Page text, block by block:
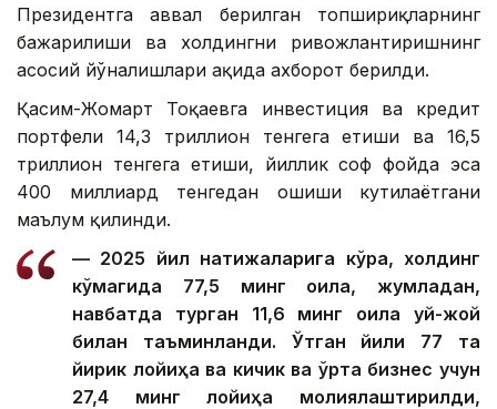
Президентга аввал берилган топшириқларнинг
бажарилиши ва холдингни ривожлантиришнинг
асосий йўналишлари ҳақида ахборот берилди.
Қасим-Жомарт Тоқаевга инвестиция ва кредит
портфели 14,3 триллион тенгега етиши ва 16,5
триллион тенгега етиши, йиллик соф фойда эса
400 миллиард тенгедан ошиши кутилаётгани
маълум қилинди.
— 2025 йил натижаларига кўра, холдинг
кўмагида 77,5 минг оила, жумладан,
навбатда турган 11,6 минг оила уй-жой
билан таъминланди. Ўтган йили 77 та
йирик лойиҳа ва кичик ва ўрта бизнес учун
27,4 минг лойиҳа молиялаштирилди,